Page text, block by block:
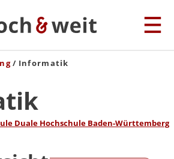
Informatik